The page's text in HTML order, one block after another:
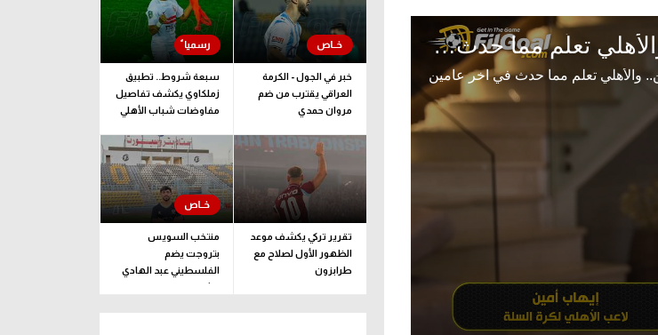
دوري أبطال أوروبا
القسم الثاني
أمريكا
ركن الألعاب
خبر في الجول - الكرمة
العراقي يقترب من ضم
مروان حمدي
سبعة شروط.. تطبيق
زملكاوي يكشف تفاصيل
مفاوضات شباب الأهلي
تقرير تركي يكشف موعد
الظهور الأول لصلاح مع
طرابزون
منتخب السويس
بتروجت يضم
الفلسطيني عبد الهادي
راشد